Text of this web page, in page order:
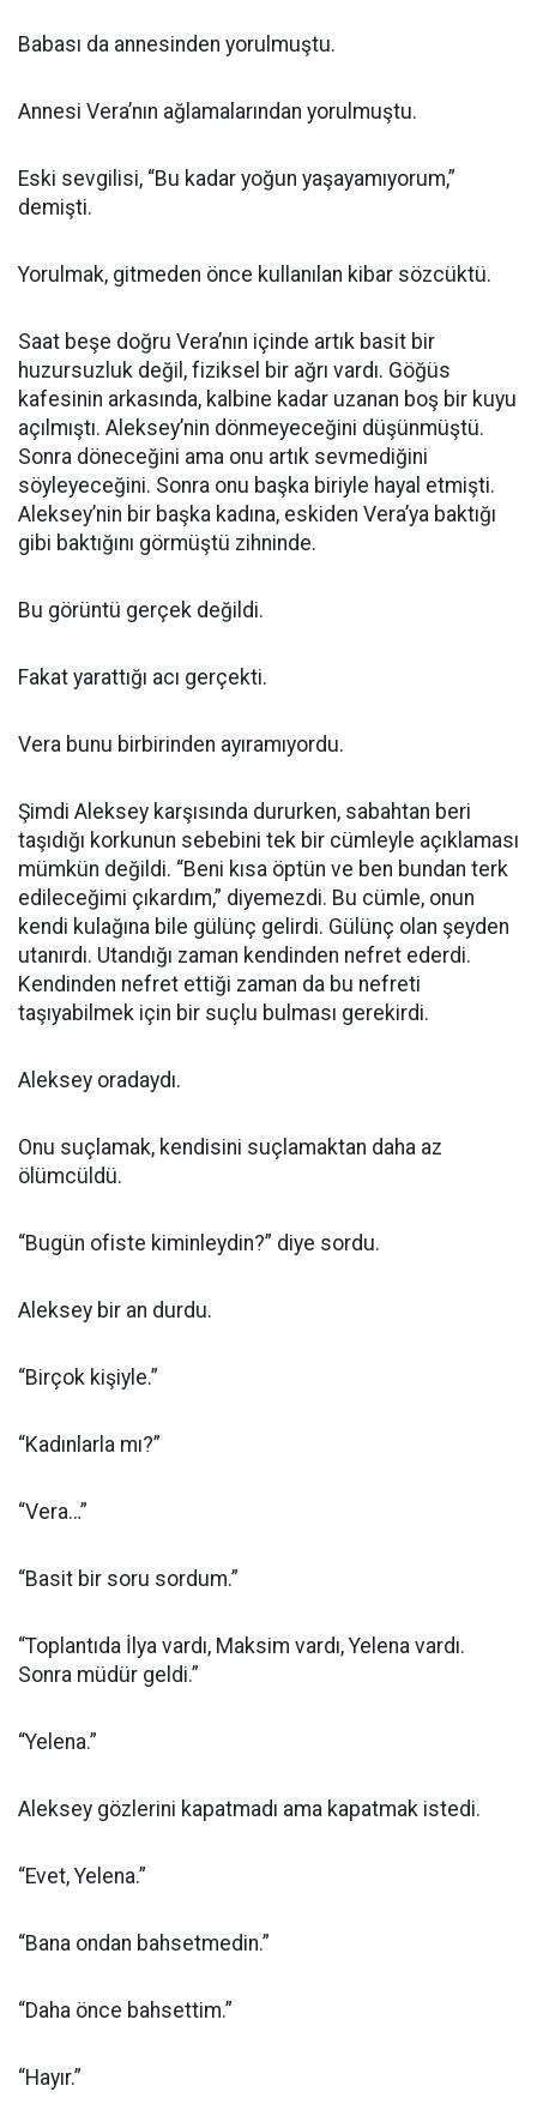
Babası da annesinden yorulmuştu.
Annesi Vera’nın ağlamalarından yorulmuştu.
Eski sevgilisi, “Bu kadar yoğun yaşayamıyorum,”
demişti.
Yorulmak, gitmeden önce kullanılan kibar sözcüktü.
Saat beşe doğru Vera’nın içinde artık basit bir
huzursuzluk değil, fiziksel bir ağrı vardı. Göğüs
kafesinin arkasında, kalbine kadar uzanan boş bir kuyu
açılmıştı. Aleksey’nin dönmeyeceğini düşünmüştü.
Sonra döneceğini ama onu artık sevmediğini
söyleyeceğini. Sonra onu başka biriyle hayal etmişti.
Aleksey’nin bir başka kadına, eskiden Vera’ya baktığı
gibi baktığını görmüştü zihninde.
Bu görüntü gerçek değildi.
Fakat yarattığı acı gerçekti.
Vera bunu birbirinden ayıramıyordu.
Şimdi Aleksey karşısında dururken, sabahtan beri
taşıdığı korkunun sebebini tek bir cümleyle açıklaması
mümkün değildi. “Beni kısa öptün ve ben bundan terk
edileceğimi çıkardım,” diyemezdi. Bu cümle, onun
kendi kulağına bile gülünç gelirdi. Gülünç olan şeyden
utanırdı. Utandığı zaman kendinden nefret ederdi.
Kendinden nefret ettiği zaman da bu nefreti
taşıyabilmek için bir suçlu bulması gerekirdi.
Aleksey oradaydı.
Onu suçlamak, kendisini suçlamaktan daha az
ölümcüldü.
“Bugün ofiste kiminleydin?” diye sordu.
Aleksey bir an durdu.
“Birçok kişiyle.”
“Kadınlarla mı?”
“Vera…”
“Basit bir soru sordum.”
“Toplantıda İlya vardı, Maksim vardı, Yelena vardı.
Sonra müdür geldi.”
“Yelena.”
Aleksey gözlerini kapatmadı ama kapatmak istedi.
“Evet, Yelena.”
“Bana ondan bahsetmedin.”
“Daha önce bahsettim.”
“Hayır.”